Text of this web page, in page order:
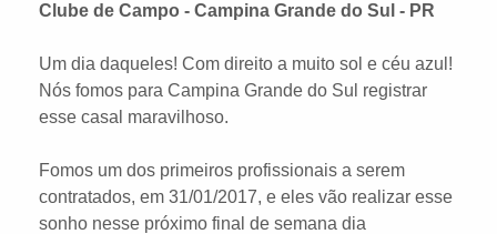
Clube de Campo - Campina Grande do Sul - PR
Um dia daqueles! Com direito a muito sol e céu azul!
Nós fomos para Campina Grande do Sul registrar
esse casal maravilhoso.
Fomos um dos primeiros profissionais a serem
contratados, em 31/01/2017, e eles vão realizar esse
sonho nesse próximo final de semana dia